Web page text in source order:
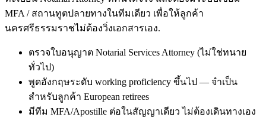
MFA / สถานทูตปลายทางในทีมเดียว เพื่อให้ลูกค้า
นครศรีธรรมราชไม่ต้องวิ่งเอกสารเอง.
ตรวจใบอนุญาต Notarial Services Attorney (ไม่ใช่ทนาย
ทั่วไป)
พูดอังกฤษระดับ working proficiency ขึ้นไป — จำเป็น
สำหรับลูกค้า European retirees
มีทีม MFA/Apostille ต่อในสัญญาเดียว ไม่ต้องเดินทางเอง